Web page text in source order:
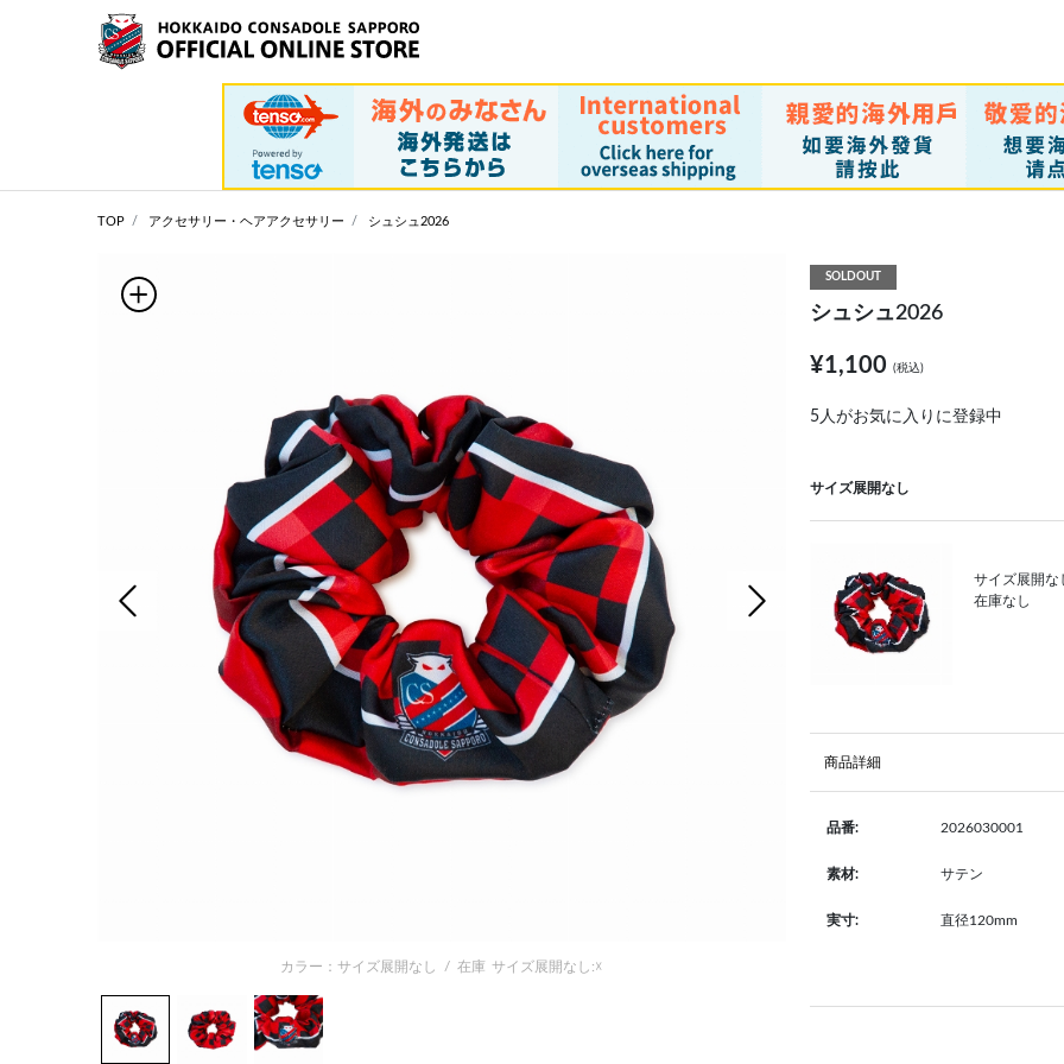
TOP アクセサリー・ヘアアクセサリー シュシュ2026
前の画像
カラー：サイズ展開なし / 在庫 サイズ展開なし:☓
SOLDOUT
シュシュ2026
¥1,100 (税込)
5人がお気に入りに登録中
サイズ展開なし
サイズ展開な
在庫なし
商品詳細
品番: 2026030001
素材: サテン
実寸: 直径120mm